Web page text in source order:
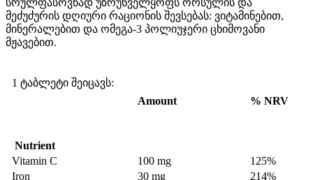
მეძუძურის დღიური რაციონის შევსებას: ვიტამინებით,
მინერალებით და ომეგა-3 პოლიუჯერი ცხიმოვანი
მჟავებით.
1 ტაბლეტი შეიცავს:
Nutrient
Amount % NRV
Vitamin C 100 mg
125%
Iron
30 mg
214%